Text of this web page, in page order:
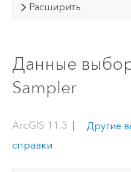
Расширить
Данные
Sampler
ArcGIS 11.3 Другие
справки